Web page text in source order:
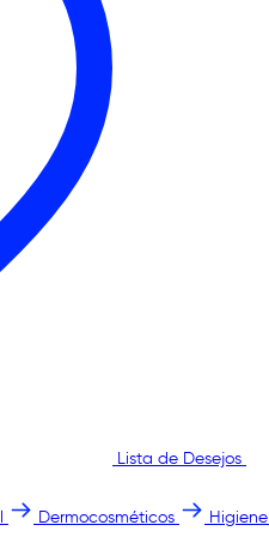
Lista de Desejos
Dermocosméticos Higiene